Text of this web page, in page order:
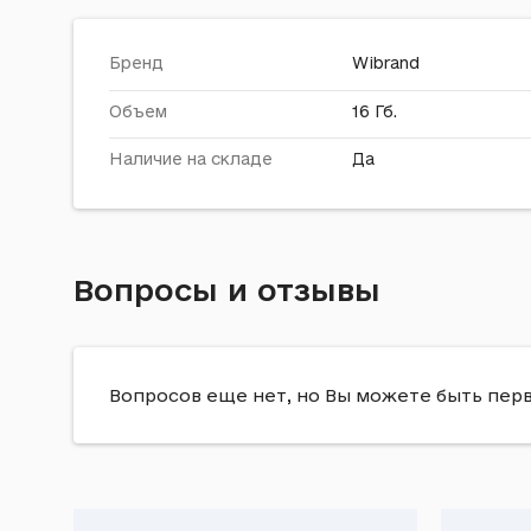
Бренд Wibrand
Объем 16 Гб.
Наличие на складе Да
Вопросы и отзывы
Вопросов еще нет, но Вы можете быть